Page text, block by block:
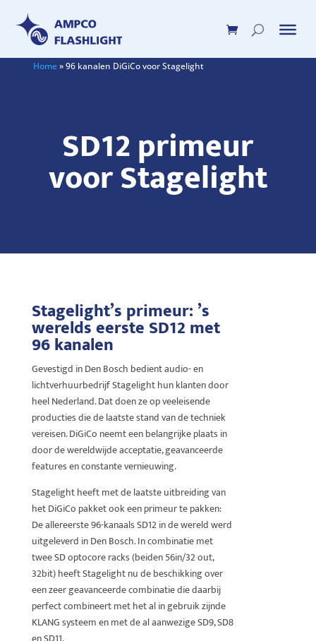
Home»96 kanalen DiGiCo voor Stagelight
SD12 primeur
voor Stagelight
Stagelight’s primeur: ’s
werelds eerste SD12 met
96 kanalen
Gevestigd in Den Bosch bedient audio- en
lichtverhuurbedrijf Stagelight hun klanten door
heel Nederland. Dat doen ze op veeleisende
producties die de laatste stand van de techniek
vereisen. DiGiCo neemt een belangrijke plaats in
door de wereldwijde acceptatie, geavanceerde
features en constante vernieuwing.
Stagelight heeft met de laatste uitbreiding van
het DiGiCo pakket ook een primeur te pakken:
De allereerste 96-kanaals SD12 in de wereld werd
uitgeleverd in Den Bosch. In combinatie met
twee SD optocore racks (beiden 56in/32 out,
32bit) heeft Stagelight nu de beschikking over
een zeer geavanceerde combinatie die daarbij
perfect combineert met het al in gebruik zijnde
KLANG systeem en met de al aanwezige SD9, SD8